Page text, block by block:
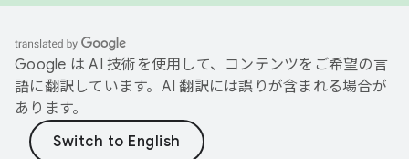
Google は AI 技術を使用して、コンテンツをご希望の言
語に翻訳しています。AI 翻訳には誤りが含まれる場合が
あります。